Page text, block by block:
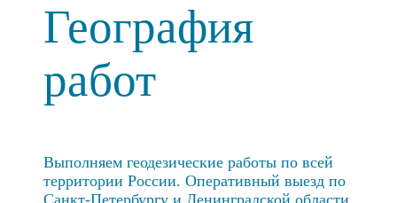
География
работ
Выполняем геодезические работы по всей
территории России. Оперативный выезд по